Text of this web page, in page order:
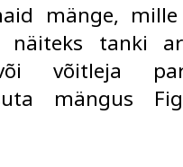
mänge,
näiteks tanki
võitleja
mängus